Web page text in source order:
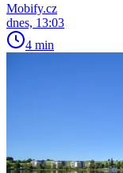
Mobify.cz
dnes, 13:03
4 min